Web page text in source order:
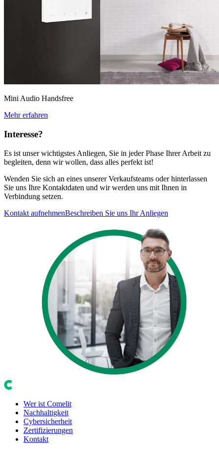
Mini Audio Handsfree
Mehr erfahren
Interesse?
Es ist unser wichtigstes Anliegen, Sie in jeder Phase Ihrer Arbeit zu
begleiten, denn wir wollen, dass alles perfekt ist!
Wenden Sie sich an eines unserer Verkaufsteams oder hinterlassen
Sie uns Ihre Kontaktdaten und wir werden uns mit Ihnen in
Verbindung setzen.
Kontakt aufnehmenBeschreiben Sie uns Ihr Anliegen
Wer ist Comelit
Nachhaltigkeit
Cybersicherheit
Zertifizierungen
Kontakt